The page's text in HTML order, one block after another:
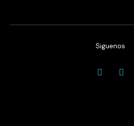
Siguenos